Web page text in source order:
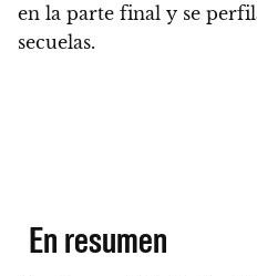
en la parte final y se
secuelas.
En resumen